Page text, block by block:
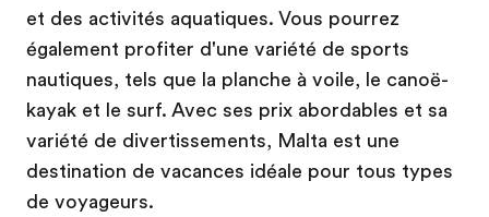
et des activités aquatiques. Vous pourrez
également profiter d'une variété de sports
nautiques, tels que la planche à voile, le canoë-
kayak et le surf. Avec ses prix abordables et sa
variété de divertissements, Malta est une
destination de vacances idéale pour tous types
de voyageurs.